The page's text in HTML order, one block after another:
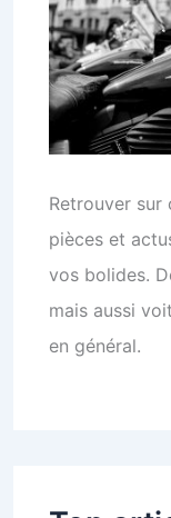
Retrouver
pièces et
vos bolides.
mais aussi
en général.